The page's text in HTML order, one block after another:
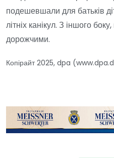
подешевшали для батьків
літніх канікул. З іншого
дорожчими.
Копірайт 2025, dpa